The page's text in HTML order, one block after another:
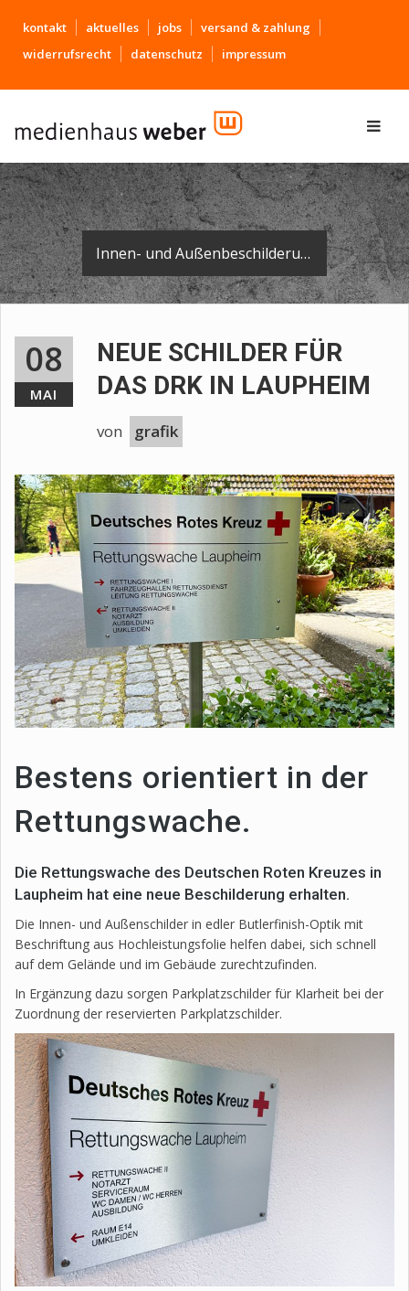
kontakt aktuelles jobs
versand & zahlung
widerrufsrecht
datenschutz impressum
Innen- und Außenbeschilderung der Rettungswache.
08
MAI
NEUE SCHILDER FÜR
DAS DRK IN LAUPHEIM
von grafik
Bestens orientiert in der
Rettungswache.
Die Rettungswache des Deutschen Roten Kreuzes in
Laupheim hat eine neue Beschilderung erhalten.
Die Innen- und Außenschilder in edler Butlerfinish-Optik mit
Beschriftung aus Hochleistungsfolie helfen dabei, sich schnell
auf dem Gelände und im Gebäude zurechtzufinden.
In Ergänzung dazu sorgen Parkplatzschilder für Klarheit bei der
Zuordnung der reservierten Parkplatzschilder.